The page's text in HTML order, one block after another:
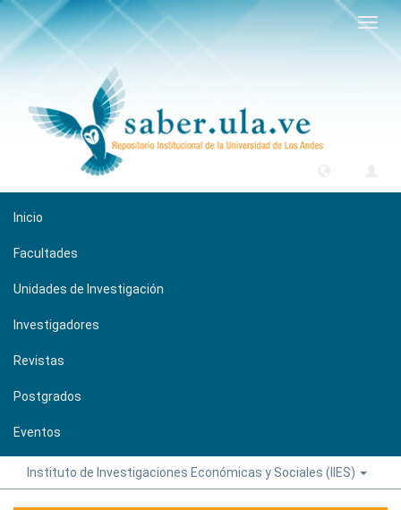
Inicio
Facultades
Unidades de Investigación
Investigadores
Revistas
Postgrados
Eventos
Instituto de Investigaciones Económicas y Sociales (IIES)